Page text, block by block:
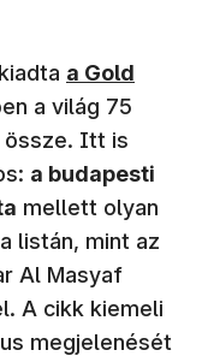
(új
a Gold
a világ 75
össze. Itt is
a budapesti
mellett olyan
listán, mint az
Al Masyaf
A cikk kiemeli
megjelenését